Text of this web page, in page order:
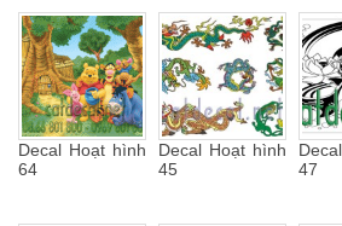
Decal Hoạt hình
64
Decal Hoạt hình
45
47